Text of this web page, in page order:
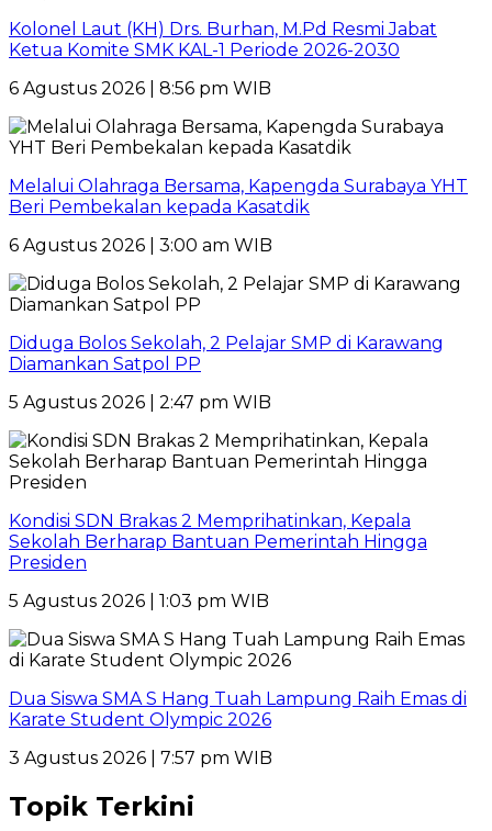
Kolonel Laut (KH) Drs. Burhan, M.Pd Resmi Jabat
Ketua Komite SMK KAL-1 Periode 2026-2030
6 Agustus 2026 | 8:56 pm WIB
Melalui Olahraga Bersama, Kapengda Surabaya YHT
Beri Pembekalan kepada Kasatdik
6 Agustus 2026 | 3:00 am WIB
Diduga Bolos Sekolah, 2 Pelajar SMP di Karawang
Diamankan Satpol PP
5 Agustus 2026 | 2:47 pm WIB
Kondisi SDN Brakas 2 Memprihatinkan, Kepala
Sekolah Berharap Bantuan Pemerintah Hingga
Presiden
5 Agustus 2026 | 1:03 pm WIB
Dua Siswa SMA S Hang Tuah Lampung Raih Emas di
Karate Student Olympic 2026
3 Agustus 2026 | 7:57 pm WIB
Topik Terkini